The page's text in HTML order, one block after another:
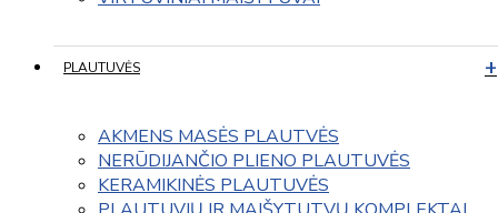
PLAUTUVĖS
AKMENS MASĖS PLAUTVĖS
NERŪDIJANČIO PLIENO PLAUTUVĖS
KERAMIKINĖS PLAUTUVĖS